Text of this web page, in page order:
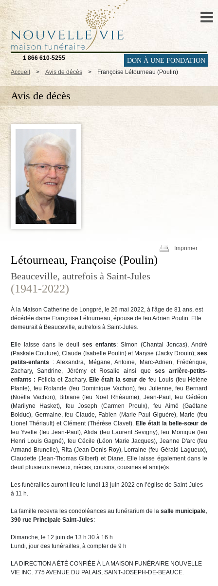
1 866 610-5255 DON À UNE FONDATION
Accueil > Avis de décès > Françoise Létourneau (Poulin)
Avis de décès
Imprimer
Létourneau, Françoise (Poulin)
Beauceville, autrefois à Saint-Jules
(1941-2022)
À la Maison Catherine de Longpré, le 26 mai 2022, à l'âge de 81 ans, est
décédée dame Françoise Létourneau, épouse de feu Adrien Poulin. Elle
demeurait à Beauceville, autrefois à Saint-Jules.
Elle laisse dans le deuil ses enfants: Simon (Chantal Joncas), André
(Paskale Couture), Claude (Isabelle Poulin) et Maryse (Jacky Drouin); ses
petits-enfants : Alexandra, Mégane, Antoine, Marc-Adrien, Frédérique,
Zachary, Sandrine, Jérémy et Rosalie ainsi que ses arrière-petits-
enfants : Félicia et Zachary. Elle était la sœur de feu Louis (feu Hélène
Plante), feu Rolande (feu Dominique Vachon), feu Julienne, feu Bernard
(Noëlla Vachon), Bibiane (feu Noel Rhéaume), Jean-Paul, feu Gédéon
(Marilyne Hasket), feu Joseph (Carmen Proulx), feu Aimé (Gaétane
Bolduc), Germaine, feu Claude, Fabien (Marie Paul Giguère), Marie (feu
Lionel Thériault) et Clément (Thérèse Clavet). Elle était la belle-sœur de
feu Yvette (feu Jean-Paul), Alida (feu Laurent Sevigny), feu Monique (feu
Henri Louis Gagné), feu Cécile (Léon Marie Jacques), Jeanne D'arc (feu
Armand Brunelle), Rita (Jean-Denis Roy), Lorraine (feu Gérald Lagueux),
Claudette (Jean-Thomas Gilbert) et Diane. Elle laisse également dans le
deuil plusieurs neveux, nièces, cousins, cousines et ami(e)s.
Les funérailles auront lieu le lundi 13 juin 2022 en l’église de Saint-Jules
à 11 h.
La famille recevra les condoléances au funérarium de la salle municipale,
390 rue Principale Saint-Jules:
Dimanche, le 12 juin de 13 h 30 à 16 h
Lundi, jour des funérailles, à compter de 9 h
LA DIRECTION A ÉTÉ CONFIÉE À LA MAISON FUNÉRAIRE NOUVELLE
VIE INC. 775 AVENUE DU PALAIS, SAINT-JOSEPH-DE-BEAUCE.